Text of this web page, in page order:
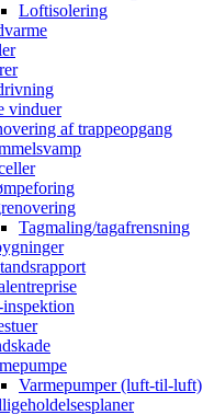
Loftisolering
vinduer
af trappeopgang
Tagmaling/tagafrensning
Varmepumper (luft-til-luft)